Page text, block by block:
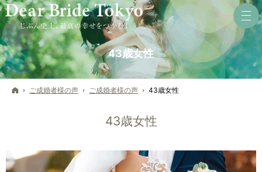
43歳女性
ホーム
ご成婚者様の声 ご成婚者様の声 43歳女性
43歳女性